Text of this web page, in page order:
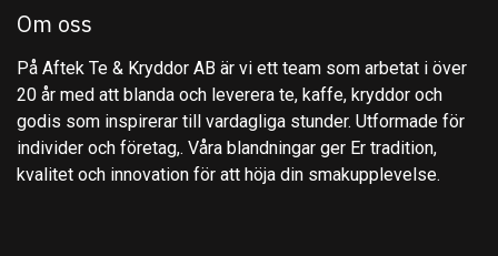
Om oss
På Aftek Te & Kryddor AB är vi ett team som arbetat i över
20 år med att blanda och leverera te, kaffe, kryddor och
godis som inspirerar till vardagliga stunder. Utformade för
individer och företag,. Våra blandningar ger Er tradition,
kvalitet och innovation för att höja din smakupplevelse.